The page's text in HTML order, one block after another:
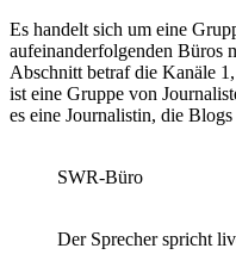
Es handelt sich um eine
aufeinanderfolgenden Büros
Abschnitt betraf die Kanäle
ist eine Gruppe von
es eine Journalistin, die
SWR-Büro
Der Sprecher spricht